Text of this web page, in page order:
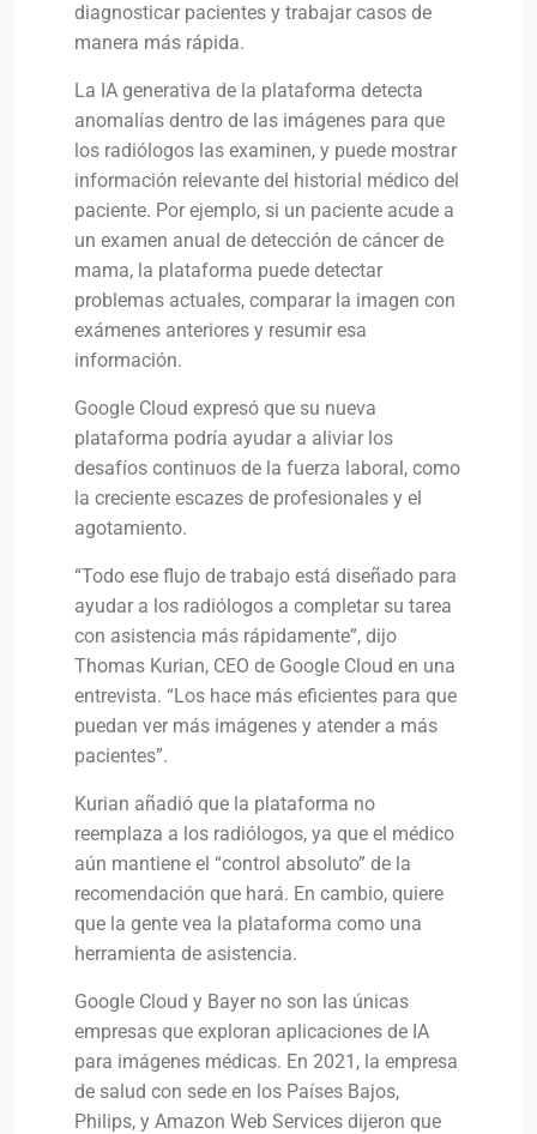
diagnosticar pacientes y trabajar casos de
manera más rápida.
La IA generativa de la plataforma detecta
anomalías dentro de las imágenes para que
los radiólogos las examinen, y puede mostrar
información relevante del historial médico del
paciente. Por ejemplo, si un paciente acude a
un examen anual de detección de cáncer de
mama, la plataforma puede detectar
problemas actuales, comparar la imagen con
exámenes anteriores y resumir esa
información.
Google Cloud expresó que su nueva
plataforma podría ayudar a aliviar los
desafíos continuos de la fuerza laboral, como
la creciente escazes de profesionales y el
agotamiento.
“Todo ese flujo de trabajo está diseñado para
ayudar a los radiólogos a completar su tarea
con asistencia más rápidamente”, dijo
Thomas Kurian, CEO de Google Cloud en una
entrevista. “Los hace más eficientes para que
puedan ver más imágenes y atender a más
pacientes”.
Kurian añadió que la plataforma no
reemplaza a los radiólogos, ya que el médico
aún mantiene el “control absoluto” de la
recomendación que hará. En cambio, quiere
que la gente vea la plataforma como una
herramienta de asistencia.
Google Cloud y Bayer no son las únicas
empresas que exploran aplicaciones de IA
para imágenes médicas. En 2021, la empresa
de salud con sede en los Países Bajos,
Philips, y Amazon Web Services dijeron que